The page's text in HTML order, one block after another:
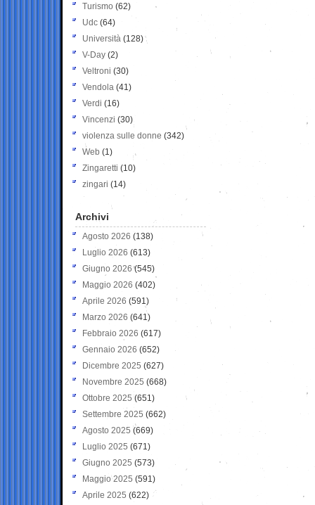
Turismo (62)
Udc (64)
Università (128)
V-Day (2)
Veltroni (30)
Vendola (41)
Verdi (16)
Vincenzi (30)
violenza sulle donne (342)
Web (1)
Zingaretti (10)
zingari (14)
Archivi
Agosto 2026 (138)
Luglio 2026 (613)
Giugno 2026 (545)
Maggio 2026 (402)
Aprile 2026 (591)
Marzo 2026 (641)
Febbraio 2026 (617)
Gennaio 2026 (652)
Dicembre 2025 (627)
Novembre 2025 (668)
Ottobre 2025 (651)
Settembre 2025 (662)
Agosto 2025 (669)
Luglio 2025 (671)
Giugno 2025 (573)
Maggio 2025 (591)
Aprile 2025 (622)